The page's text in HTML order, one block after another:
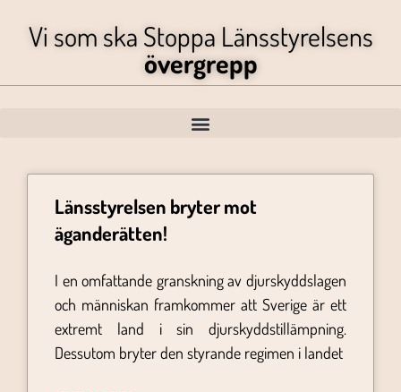
Vi som ska Stoppa Länsstyrelsens
övergrepp
Länsstyrelsen bryter mot
äganderätten!
I en omfattande granskning av djurskyddslagen
och människan framkommer att Sverige är ett
extremt land i sin djurskyddstillämpning.
Dessutom bryter den styrande regimen i landet